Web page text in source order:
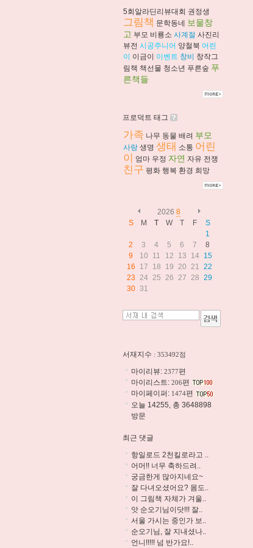
5회알라딘리뷰대회 권정생
그림책 문학동네 보물창
고 부모 비룡소 사계절 사진리
뷰전 시공주니어 양철북 어린
이 이금이 이벤트 창비 창작그
림책 책선물 청소년 푸른숲 푸
른책들
프로덕트 태그
가족 나무 동물 배려 부모
사랑 생명 생태 소통 어린
이 엄마 우정 자연 자유 전쟁
친구 평화 행복 환경 희망
2026 8
S
M T W T F
S
1
2
3 4 5 6 7
8
9
10 11 12 13 14
15
16
17 18 19 20 21
22
23
24 25 26 27 28 29
30 31
서재지수 : 353492점
마이리뷰: 2377편
마이리스트: 206편
마이페이퍼: 1474편
오늘 14255, 총 3648898
방문
최근 댓글
항일로드 2천킬로라고 ..
어머!! 너무 축하드려..
궁금한게 많아지네요~
잘 다녀오셨어요? 몸도..
이 그림책 자체가 겨울..
앗 순오기님이닷!!! 잘..
서울 가시는 중인가 보..
순오기님, 잘 지내셨나..
언니!!!!! 넘 반가요!..